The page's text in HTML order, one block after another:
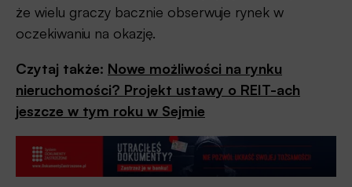
że wielu graczy bacznie obserwuje rynek w
oczekiwaniu na okazję.
Czytaj także: Nowe możliwości na rynku
nieruchomości? Projekt ustawy o REIT-ach
jeszcze w tym roku w Sejmie